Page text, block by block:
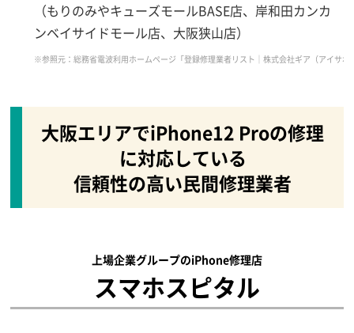
（もりのみやキューズモールBASE店、岸和田カンカ
ンベイサイドモール店、大阪狭山店）
※参照元：総務省電波利用ホームページ「登録修理業者リスト｜株式会社ギア（アイ
大阪エリアでiPhone12 Proの修理
に対応している
信頼性の高い民間修理業者
上場企業グループのiPhone修理店
スマホスピタル